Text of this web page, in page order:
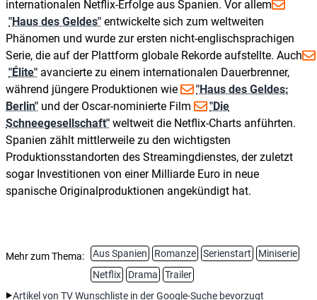
internationalen Netflix-Erfolge aus Spanien. Vor allem
"Haus des Geldes" entwickelte sich zum weltweiten
Phänomen und wurde zur ersten nicht-englischsprachigen
Serie, die auf der Plattform globale Rekorde aufstellte. Auch
"Élite" avancierte zu einem internationalen Dauerbrenner,
während jüngere Produktionen wie
"Haus des Geldes:
Berlin" und der Oscar-nominierte Film
"Die
Schneegesellschaft" weltweit die Netflix-Charts anführten.
Spanien zählt mittlerweile zu den wichtigsten
Produktionsstandorten des Streamingdienstes, der zuletzt
sogar Investitionen von einer Milliarde Euro in neue
spanische Originalproduktionen angekündigt hat.
Mehr zum Thema: Aus Spanien Romanze Serienstart
Miniserie
Netflix
Drama
Trailer
Artikel von TV Wunschliste in der Google-Suche bevorzugt